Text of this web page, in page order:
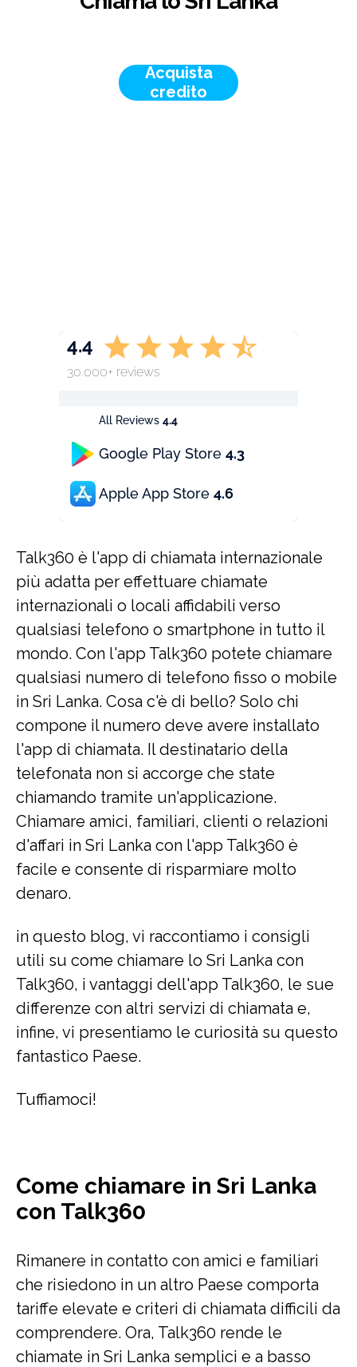
Acquista
credito
All Reviews 4.4
Google Play Store 4.3
Apple App Store 4.6
4.4
30.000+ reviews
Talk360 è l'app di chiamata internazionale
più adatta per effettuare chiamate
internazionali o locali affidabili verso
qualsiasi telefono o smartphone in tutto il
mondo. Con l'app Talk360 potete chiamare
qualsiasi numero di telefono fisso o mobile
in Sri Lanka. Cosa c'è di bello? Solo chi
compone il numero deve avere installato
l'app di chiamata. Il destinatario della
telefonata non si accorge che state
chiamando tramite un'applicazione.
Chiamare amici, familiari, clienti o relazioni
d'affari in Sri Lanka con l'app Talk360 è
facile e consente di risparmiare molto
denaro.
in questo blog, vi raccontiamo i consigli
utili su come chiamare lo Sri Lanka con
Talk360, i vantaggi dell'app Talk360, le sue
differenze con altri servizi di chiamata e,
infine, vi presentiamo le curiosità su questo
fantastico Paese.
Tuffiamoci!
Come chiamare in Sri Lanka
con Talk360
Rimanere in contatto con amici e familiari
che risiedono in un altro Paese comporta
tariffe elevate e criteri di chiamata difficili da
comprendere. Ora, Talk360 rende le
chiamate in Sri Lanka semplici e a basso